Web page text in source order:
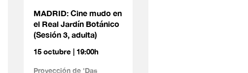
MADRID: Cine mudo en
el Real Jardín Botánico
(Sesión 3, adulta)
15 octubre | 19:00h
Proyección de 'Das